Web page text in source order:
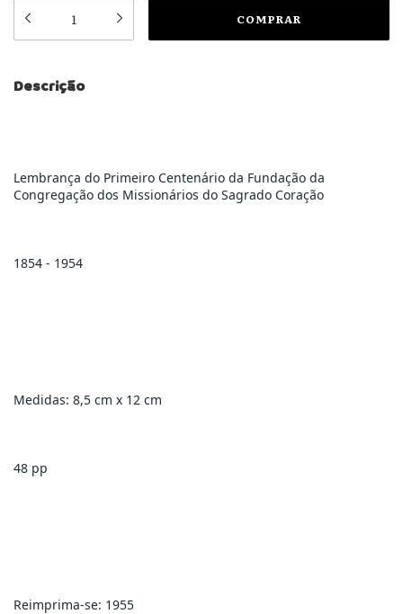
Descrição
Lembrança do Primeiro Centenário da Fundação da
Congregação dos Missionários do Sagrado Coração
1854 - 1954
Medidas: 8,5 cm x 12 cm
48 pp
Reimprima-se: 1955